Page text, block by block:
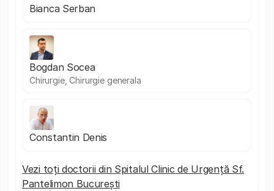
Bianca Serban
Bogdan Socea
Chirurgie, Chirurgie generala
Constantin Denis
Vezi toți doctorii din Spitalul Clinic de Urgență Sf.
Pantelimon București